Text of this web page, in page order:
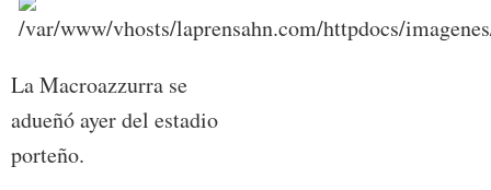
La Macroazzurra se
adueñó ayer del estadio
porteño.